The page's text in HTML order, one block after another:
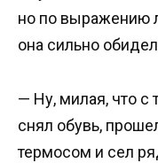
но по выражению
она сильно
— Ну, милая, что с
снял обувь,
термосом и сел